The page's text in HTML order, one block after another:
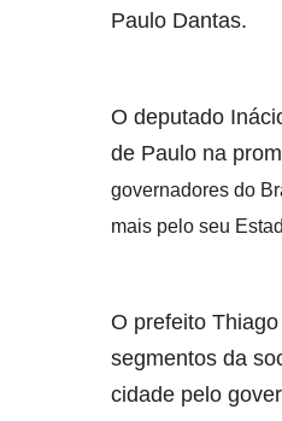
Paulo Dantas.
O deputado
de Paulo na
governadores do
mais pelo seu
O prefeito
segmentos da
cidade pelo